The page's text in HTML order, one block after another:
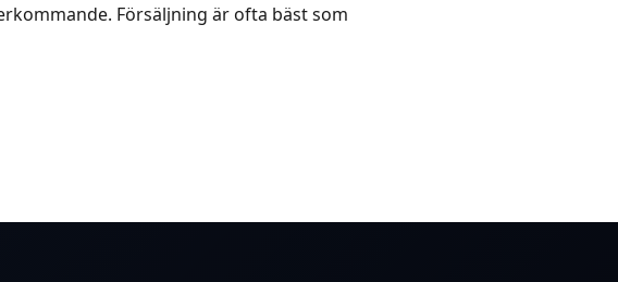
Försäljning är ofta bäst som